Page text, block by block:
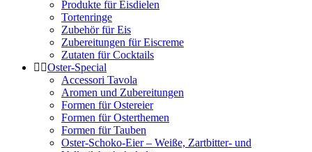
Produkte für Eisdielen
Tortenringe
Zubehör für Eis
Zubereitungen für Eiscreme
Zutaten für Cocktails
Oster-Special
Accessori Tavola
Aromen und Zubereitungen
Formen für Ostereier
Formen für Osterthemen
Formen für Tauben
Oster-Schoko-Eier – Weiße, Zartbitter- und